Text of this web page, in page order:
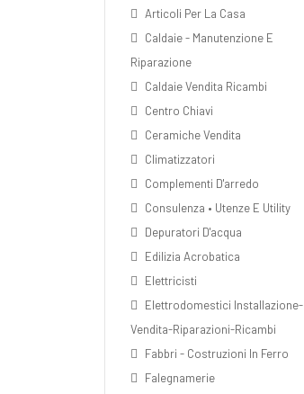
Articoli Per La Casa
Caldaie - Manutenzione E
Riparazione
Caldaie Vendita Ricambi
Centro Chiavi
Ceramiche Vendita
Climatizzatori
Complementi D'arredo
Consulenza • Utenze E Utility
Depuratori D'acqua
Edilizia Acrobatica
Elettricisti
Elettrodomestici Installazione-
Vendita-Riparazioni-Ricambi
Fabbri - Costruzioni In Ferro
Falegnamerie